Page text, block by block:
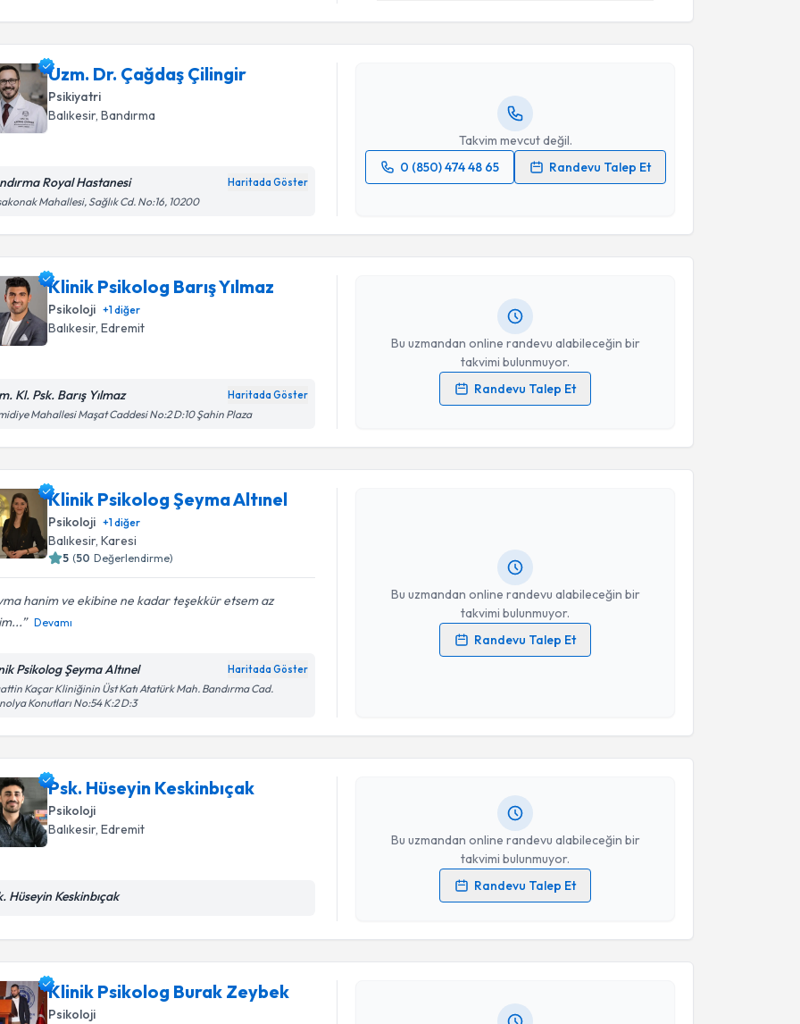
Uzm. Dr. Çağdaş Çilingir
Psikiyatri
Balıkesir, Bandırma
Royal Hastanesi Haritada Göster
Mahallesi, Sağlık Cd. No:16, 10200
Takvim mevcut değil.
0 (850) 474 48 65
Randevu Talep Et
işlenmesini kabul ediyorum.
Klinik Psikolog Barış Yılmaz
Psikoloji +1diğer
Balıkesir, Edremit
Kl. Psk. Barış Yılmaz Haritada Göster
Mahallesi Maşat Caddesi No:2 D:10 Şahin Plaza
Bu uzmandan online randevu alabileceğin bir
takvimi bulunmuyor.
Randevu Talep Et
Randevu Takvimi Talebi
Kişisel verilerimin işlenmesine ilişkinAydınlatma Metni
işlenmesini kabul ediyorum.
Klinik Psikolog Şeyma Altınel
Psikoloji +1diğer
Balıkesir, Karesi
5 (50 Değerlendirme)
hanim ve ekibine ne kadar teşekkür etsem az
Devamı
Psikolog Şeyma Altınel Haritada Göster
Kaçar Kliniğinin Üst Katı Atatürk Mah. Bandırma Cad.
Konutları No:54 K:2 D:3
Bu uzmandan online randevu alabileceğin bir
takvimi bulunmuyor.
Randevu Talep Et
Kişisel verilerimin işlenmesine ilişkinAydınlatma Metni
Psk. Hüseyin Keskinbıçak
Psikoloji
Balıkesir, Edremit
Hüseyin Keskinbıçak
Bu uzmandan online randevu alabileceğin bir
takvimi bulunmuyor.
Randevu Talep Et
Size bu uzmandan randevu almanız için bir takvim
hazırlandığında e-posta ile bilgilendireceğiz.
Kişisel verilerimin işlenmesine ilişkinAydınlatma Metni
işlenmesini kabul ediyorum.
Klinik Psikolog Burak Zeybek
Psikoloji
Randevu Takvimi Talebi